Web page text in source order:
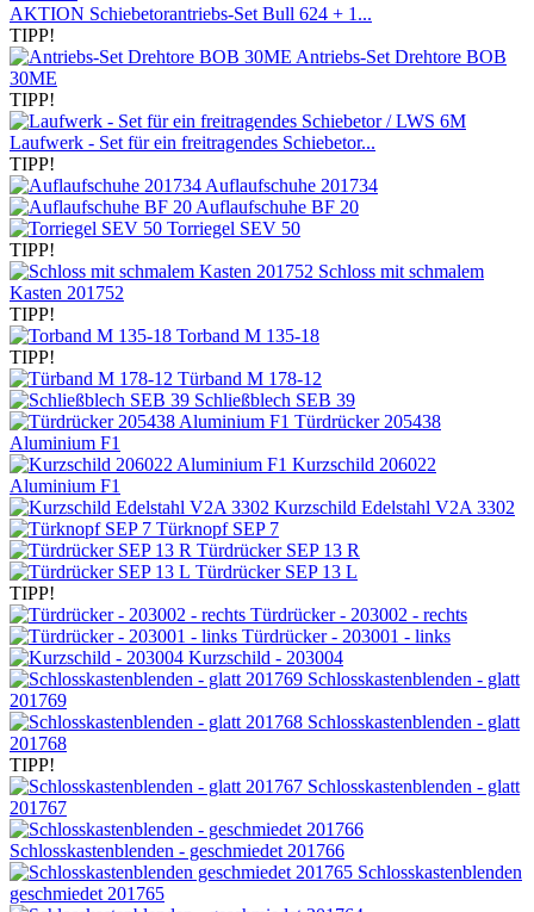
AKTION Schiebetorantriebs-Set Bull 624 + 1...
TIPP!
Antriebs-Set Drehtore BOB
30ME
TIPP!
Laufwerk - Set für ein freitragendes Schiebetor...
TIPP!
Auflaufschuhe 201734
Auflaufschuhe BF 20
Torriegel SEV 50
TIPP!
Schloss mit schmalem
Kasten 201752
TIPP!
Torband M 135-18
TIPP!
Türband M 178-12
Schließblech SEB 39
Türdrücker 205438
Aluminium F1
Kurzschild 206022
Aluminium F1
Kurzschild Edelstahl V2A 3302
Türknopf SEP 7
Türdrücker SEP 13 R
Türdrücker SEP 13 L
TIPP!
Türdrücker - 203002 - rechts
Türdrücker - 203001 - links
Kurzschild - 203004
Schlosskastenblenden - glatt
201769
Schlosskastenblenden - glatt
201768
TIPP!
Schlosskastenblenden - glatt
201767
Schlosskastenblenden - geschmiedet 201766
Schlosskastenblenden
geschmiedet 201765